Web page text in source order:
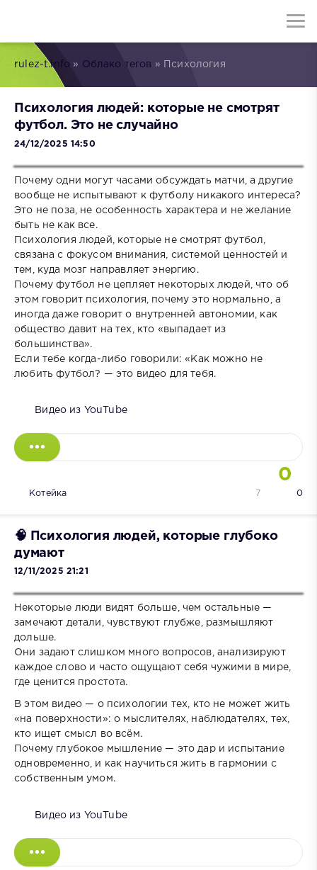
rulez-t.info » Облако тегов » Психология
Психология людей: которые не смотрят
футбол. Это не случайно
24/12/2025 14:50
Почему одни могут часами обсуждать матчи, а другие
вообще не испытывают к футболу никакого интереса?
Это не поза, не особенность характера и не желание
быть не как все.
Психология людей, которые не смотрят футбол,
связана с фокусом внимания, системой ценностей и
тем, куда мозг направляет энергию.
Почему футбол не цепляет некоторых людей, что об
этом говорит психология, почему это нормально, а
иногда даже говорит о внутренней автономии, как
общество давит на тех, кто «выпадает из
большинства».
Если тебе когда-либо говорили: «Как можно не
любить футбол? — это видео для тебя.
Видео из YouTube
0
Котейка 0
7
🧠 Психология людей, которые глубоко
думают
12/11/2025 21:21
Некоторые люди видят больше, чем остальные —
замечают детали, чувствуют глубже, размышляют
дольше.
Они задают слишком много вопросов, анализируют
каждое слово и часто ощущают себя чужими в мире,
где ценится простота.
В этом видео — о психологии тех, кто не может жить
«на поверхности»: о мыслителях, наблюдателях, тех,
кто ищет смысл во всём.
Почему глубокое мышление — это дар и испытание
одновременно, и как научиться жить в гармонии с
собственным умом.
Видео из YouTube